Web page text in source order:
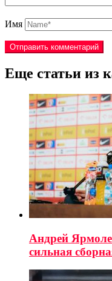
Имя
Еще статьи из
Андрей
сильная